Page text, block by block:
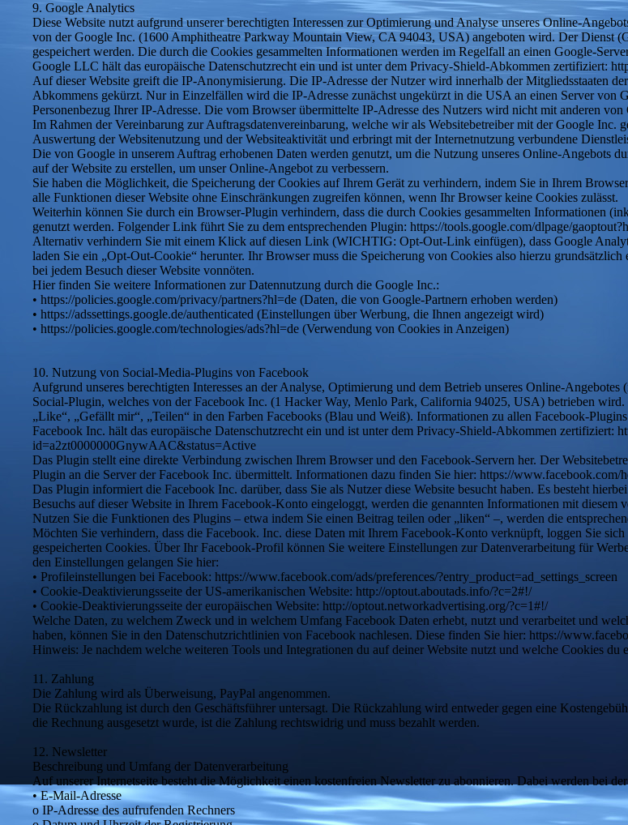
9. Google Analytics
Diese Website nutzt aufgrund unserer berechtigten Interessen zur Optimierung und Analyse unseres Online-
von der Google Inc. (1600 Amphitheatre Parkway Mountain View, CA 94043, USA) angeboten wird. Der Dienst
gespeichert werden. Die durch die Cookies gesammelten Informationen werden im Regelfall an einen Google-
Google LLC hält das europäische Datenschutzrecht ein und ist unter dem Privacy-Shield-Abkommen zertifiziert:
Auf dieser Website greift die IP-Anonymisierung. Die IP-Adresse der Nutzer wird innerhalb der Mitgliedsstaaten
Abkommens gekürzt. Nur in Einzelfällen wird die IP-Adresse zunächst ungekürzt in die USA an einen Server von
Personenbezug Ihrer IP-Adresse. Die vom Browser übermittelte IP-Adresse des Nutzers wird nicht mit anderen
Im Rahmen der Vereinbarung zur Auftragsdatenvereinbarung, welche wir als Websitebetreiber mit der Google Inc.
Auswertung der Websitenutzung und der Websiteaktivität und erbringt mit der Internetnutzung verbundene
Die von Google in unserem Auftrag erhobenen Daten werden genutzt, um die Nutzung unseres Online-Angebots
auf der Website zu erstellen, um unser Online-Angebot zu verbessern.
Sie haben die Möglichkeit, die Speicherung der Cookies auf Ihrem Gerät zu verhindern, indem Sie in Ihrem
alle Funktionen dieser Website ohne Einschränkungen zugreifen können, wenn Ihr Browser keine Cookies zulässt.
Weiterhin können Sie durch ein Browser-Plugin verhindern, dass die durch Cookies gesammelten Informationen
genutzt werden. Folgender Link führt Sie zu dem entsprechenden Plugin: https://tools.google.com/dlpage/
Alternativ verhindern Sie mit einem Klick auf diesen Link (WICHTIG: Opt-Out-Link einfügen), dass Google
laden Sie ein „Opt-Out-Cookie“ herunter. Ihr Browser muss die Speicherung von Cookies also hierzu
bei jedem Besuch dieser Website vonnöten.
Hier finden Sie weitere Informationen zur Datennutzung durch die Google Inc.:
• https://policies.google.com/privacy/partners?hl=de (Daten, die von Google-Partnern erhoben werden)
• https://adssettings.google.de/authenticated (Einstellungen über Werbung, die Ihnen angezeigt wird)
• https://policies.google.com/technologies/ads?hl=de (Verwendung von Cookies in Anzeigen)
10. Nutzung von Social-Media-Plugins von Facebook
Aufgrund unseres berechtigten Interesses an der Analyse, Optimierung und dem Betrieb unseres Online-
Social-Plugin, welches von der Facebook Inc. (1 Hacker Way, Menlo Park, California 94025, USA) betrieben
„Like“, „Gefällt mir“, „Teilen“ in den Farben Facebooks (Blau und Weiß). Informationen zu allen Facebook-
Facebook Inc. hält das europäische Datenschutzrecht ein und ist unter dem Privacy-Shield-Abkommen zertifiziert:
id=a2zt0000000GnywAAC&status=Active
Das Plugin stellt eine direkte Verbindung zwischen Ihrem Browser und den Facebook-Servern her. Der
Plugin an die Server der Facebook Inc. übermittelt. Informationen dazu finden Sie hier: https://www.facebook.com/
Das Plugin informiert die Facebook Inc. darüber, dass Sie als Nutzer diese Website besucht haben. Es besteht
Besuchs auf dieser Website in Ihrem Facebook-Konto eingeloggt, werden die genannten Informationen mit diesem
Nutzen Sie die Funktionen des Plugins – etwa indem Sie einen Beitrag teilen oder „liken“ –, werden die
Möchten Sie verhindern, dass die Facebook. Inc. diese Daten mit Ihrem Facebook-Konto verknüpft, loggen Sie
gespeicherten Cookies. Über Ihr Facebook-Profil können Sie weitere Einstellungen zur Datenverarbeitung für
den Einstellungen gelangen Sie hier:
• Profileinstellungen bei Facebook: https://www.facebook.com/ads/preferences/?entry_product=ad_settings_screen
• Cookie-Deaktivierungsseite der US-amerikanischen Website: http://optout.aboutads.info/?c=2#!/
• Cookie-Deaktivierungsseite der europäischen Website: http://optout.networkadvertising.org/?c=1#!/
Welche Daten, zu welchem Zweck und in welchem Umfang Facebook Daten erhebt, nutzt und verarbeitet und
haben, können Sie in den Datenschutzrichtlinien von Facebook nachlesen. Diese finden Sie hier: https://
Hinweis: Je nachdem welche weiteren Tools und Integrationen du auf deiner Website nutzt und welche Cookies
11. Zahlung
Die Zahlung wird als Überweisung, PayPal angenommen.
Die Rückzahlung ist durch den Geschäftsführer untersagt. Die Rückzahlung wird entweder gegen eine
die Rechnung ausgesetzt wurde, ist die Zahlung rechtswidrig und muss bezahlt werden.
12. Newsletter
Beschreibung und Umfang der Datenverarbeitung
Auf unserer Internetseite besteht die Möglichkeit einen kostenfreien Newsletter zu abonnieren. Dabei werden bei
• E-Mail-Adresse
o IP-Adresse des aufrufenden Rechners